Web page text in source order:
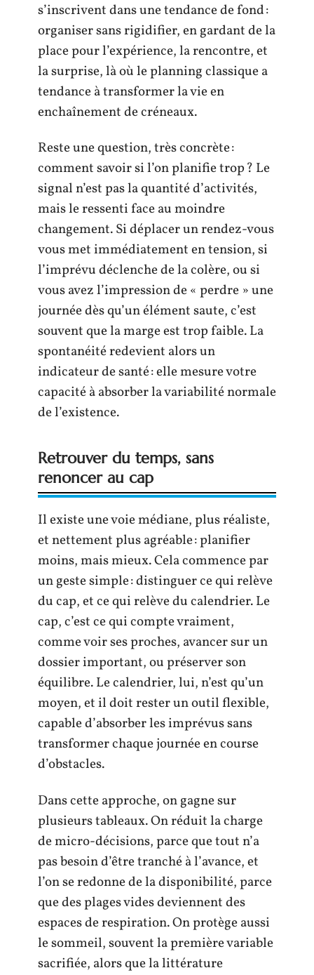
s’inscrivent dans une tendance de fond :
organiser sans rigidifier, en gardant de la
place pour l’expérience, la rencontre, et
la surprise, là où le planning classique a
tendance à transformer la vie en
enchaînement de créneaux.
Reste une question, très concrète :
comment savoir si l’on planifie trop ? Le
signal n’est pas la quantité d’activités,
mais le ressenti face au moindre
changement. Si déplacer un rendez-vous
vous met immédiatement en tension, si
l’imprévu déclenche de la colère, ou si
vous avez l’impression de « perdre » une
journée dès qu’un élément saute, c’est
souvent que la marge est trop faible. La
spontanéité redevient alors un
indicateur de santé : elle mesure votre
capacité à absorber la variabilité normale
de l’existence.
Retrouver du temps, sans
renoncer au cap
Il existe une voie médiane, plus réaliste,
et nettement plus agréable : planifier
moins, mais mieux. Cela commence par
un geste simple : distinguer ce qui relève
du cap, et ce qui relève du calendrier. Le
cap, c’est ce qui compte vraiment,
comme voir ses proches, avancer sur un
dossier important, ou préserver son
équilibre. Le calendrier, lui, n’est qu’un
moyen, et il doit rester un outil flexible,
capable d’absorber les imprévus sans
transformer chaque journée en course
d’obstacles.
Dans cette approche, on gagne sur
plusieurs tableaux. On réduit la charge
de micro-décisions, parce que tout n’a
pas besoin d’être tranché à l’avance, et
l’on se redonne de la disponibilité, parce
que des plages vides deviennent des
espaces de respiration. On protège aussi
le sommeil, souvent la première variable
sacrifiée, alors que la littérature